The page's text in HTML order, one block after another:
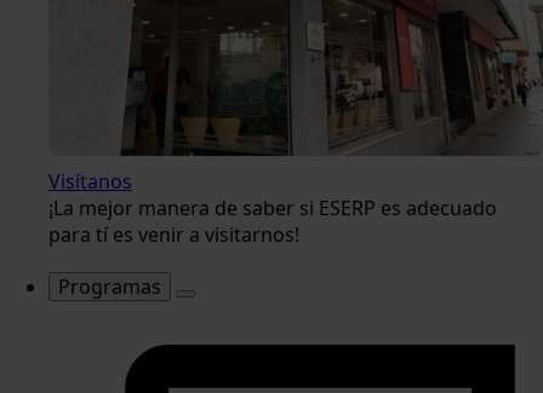
Visítanos
¡La mejor manera de saber si ESERP es adecuado
para tí es venir a visitarnos!
Programas